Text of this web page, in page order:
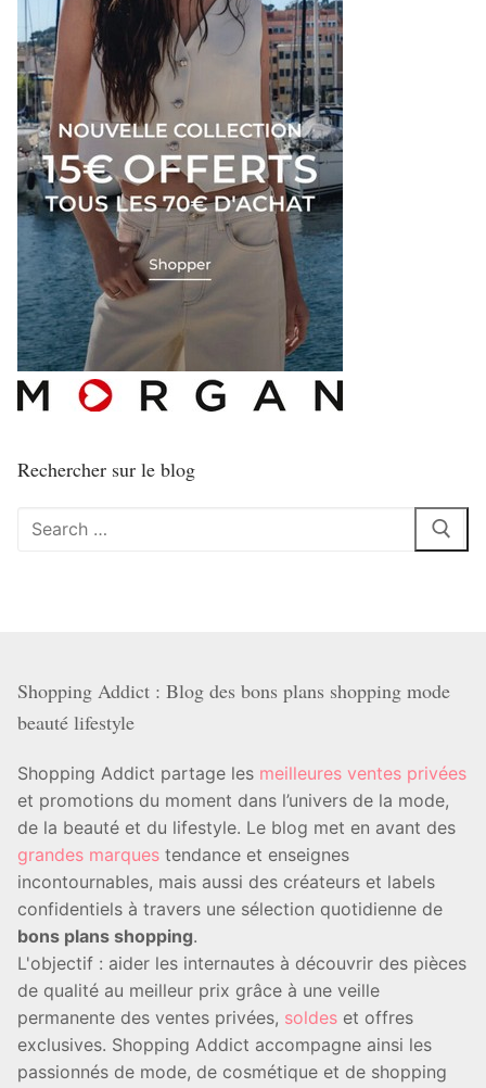
Rechercher sur le blog
Rechercher
Shopping Addict : Blog des bons plans shopping mode
beauté lifestyle
Shopping Addict partage les meilleures ventes privées
et promotions du moment dans l’univers de la mode,
de la beauté et du lifestyle. Le blog met en avant des
grandes marques tendance et enseignes
incontournables, mais aussi des créateurs et labels
confidentiels à travers une sélection quotidienne de
bons plans shopping.
L'objectif : aider les internautes à découvrir des pièces
de qualité au meilleur prix grâce à une veille
permanente des ventes privées, soldes et offres
exclusives. Shopping Addict accompagne ainsi les
passionnés de mode, de cosmétique et de shopping